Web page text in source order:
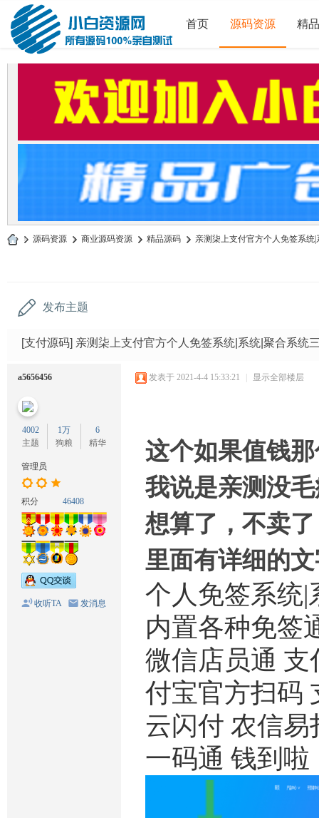
首页 源码资源 精
» 源码资源 › 商业源码资源 › 精品源码 › 亲测柒上支付官方个人免签系统
发布主题
[支付源码] 亲测柒上支付官方个人免签系统|系统|聚合系统
a5656456
4002
主题
1万
狗粮
6
精华
管理员
积分 46408
收听TA 发消息
发表于 2021-4-4 15:33:21 | 显示全部楼层
这个如果值钱
我说是亲测没
想算了，不卖
里面有详细的
个人免签系统|
内置各种免签
微信店员通 支
付宝官方扫码
云闪付 农信
一码通 钱到啦